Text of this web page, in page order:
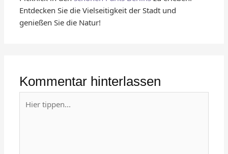
Entdecken Sie die Vielseitigkeit der Stadt und
genießen Sie die Natur!
Kommentar hinterlassen
tippen...